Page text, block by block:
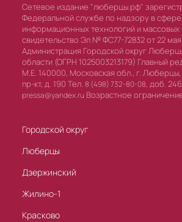
Сетевое издание "люберцы.рф"
Федеральной службе по надзору в сфере
информационных технологий и
свидетельство Эл № ФС77-72832 от 22
Администрация Городской округ
области (ОГРН 1025003213179) Главный
М.Е. 140000, Московская обл., г. Люберцы,
пр-кт, д. 190 Тел. 8 (498) 732-80-08, доб.
pressa@yandex.ru Возрастное
Городской округ
Люберцы
Дзержинский
Жилино-1
Красково